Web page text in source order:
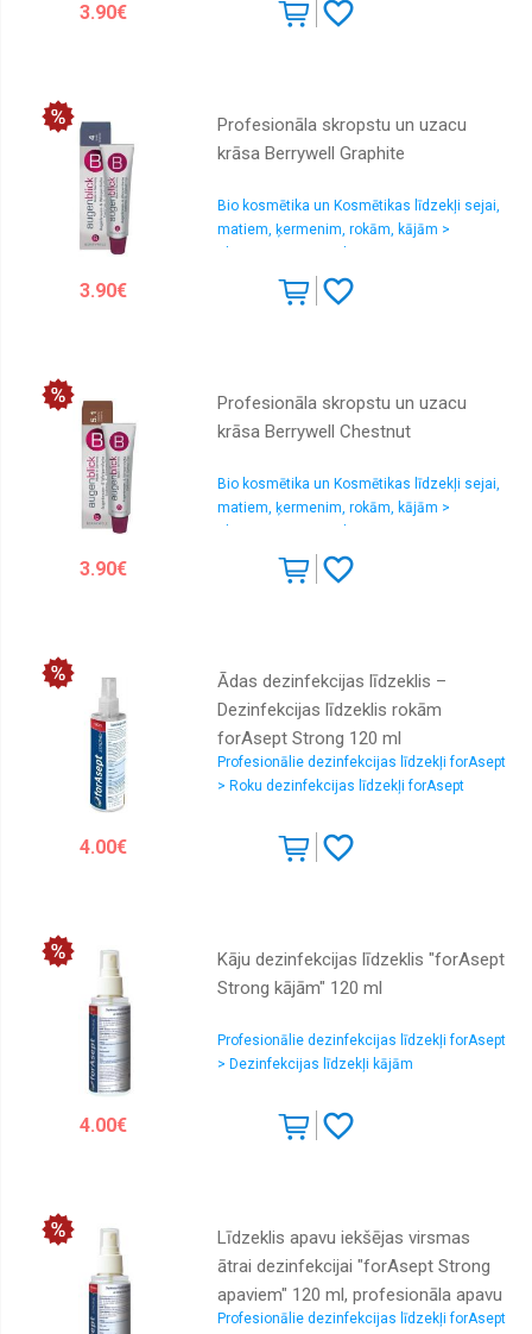
3.90€
Profesionāla skropstu un uzacu
krāsa Berrywell Graphite
Bio kosmētika un Kosmētikas līdzekļi sejai,
matiem, ķermenim, rokām, kājām >
3.90€
Profesionāla skropstu un uzacu
krāsa Berrywell Chestnut
Bio kosmētika un Kosmētikas līdzekļi sejai,
matiem, ķermenim, rokām, kājām >
3.90€
Ādas dezinfekcijas līdzeklis –
Dezinfekcijas līdzeklis rokām
forAsept Strong 120 ml
Profesionālie dezinfekcijas līdzekļi forAsept
> Roku dezinfekcijas līdzekļi forAsept
4.00€
Kāju dezinfekcijas līdzeklis "forAsept
Strong kājām" 120 ml
Profesionālie dezinfekcijas līdzekļi forAsept
> Dezinfekcijas līdzekļi kājām
4.00€
Līdzeklis apavu iekšējas virsmas
ātrai dezinfekcijai "forAsept Strong
apaviem" 120 ml, profesionāla apavu
dezinfekcija
Profesionālie dezinfekcijas līdzekļi forAsept